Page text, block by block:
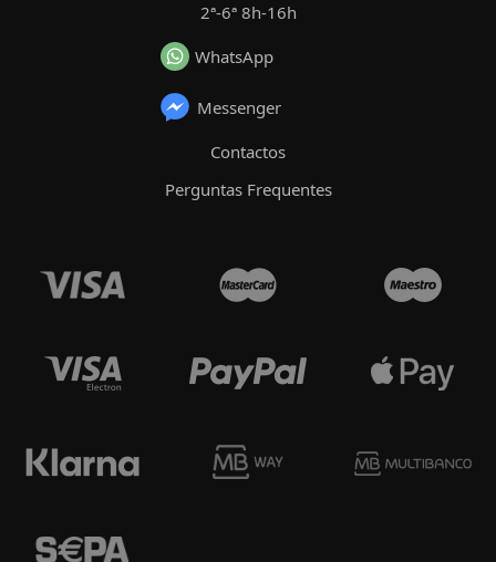
2ª-6ª 8h-16h
WhatsApp
Messenger
Contactos
Perguntas Frequentes